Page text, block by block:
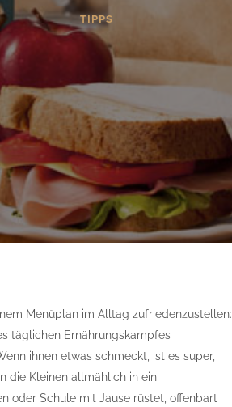
TIPPS
Menüplan im Alltag zufriedenzustellen:
täglichen Ernährungskampfes
ihnen etwas schmeckt, ist es super,
die Kleinen allmählich in ein
oder Schule mit Jause rüstet, offenbart